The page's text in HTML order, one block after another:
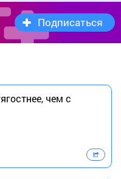
Подписаться
чем с